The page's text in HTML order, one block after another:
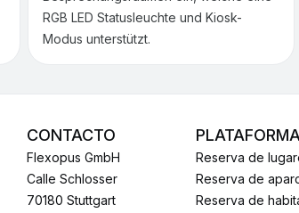
RGB LED Statusleuchte und Kiosk-
Modus unterstützt.
CONTACTO
Flexopus GmbH
Calle Schlosser
70180 Stuttgart
PLATAFORMA
Reserva de
Reserva de
Reserva de